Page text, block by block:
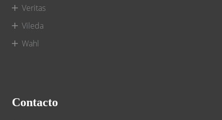
Veritas
Vileda
Wahl
Contacto